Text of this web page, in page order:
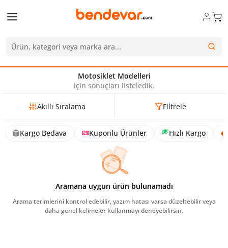
Motosiklet Modelleri
için sonuçları listeledik.
Akıllı Sıralama Filtrele
Kargo Bedava Kuponlu Ürünler Hızlı Kargo
Aramana uygun ürün bulunamadı
Arama terimlerini kontrol edebilir, yazım hatası varsa düzeltebilir veya
daha genel kelimeler kullanmayı deneyebilirsin.